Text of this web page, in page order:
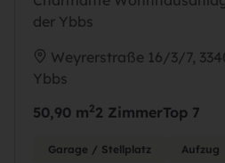
der Ybbs
Weyrerstraße 16/3/7,
Ybbs
50,90 m22 ZimmerTop 7
Garage / Stellplatz Aufzug